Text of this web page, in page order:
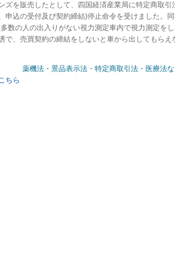
ズを販売したとして、四国経済産業局に特定商取
申込の受付及び契約締結)停止命令を受けました。
数の人の出入りがない視力測定車内で視力測定を
で、売買契約の締結をしないと車から出してもら
薬機法・景品表示法・特定商取引法・医療法
ちら